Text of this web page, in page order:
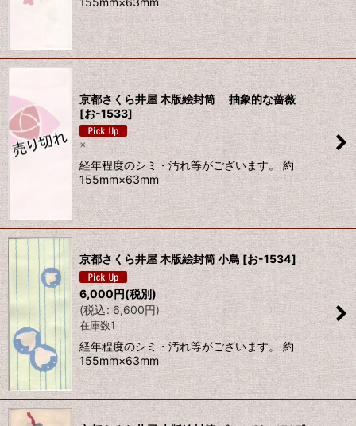
京都さくら井屋 木版絵封筒 抽象的な薔薇
[お-1533]
×
経年程度のシミ・汚れ等がございます。 約
155mm×63mm
京都さくら井屋 木版絵封筒 小鳥 [お-1534]
6,000円(税別)
(税込: 6,600円)
在庫数1
経年程度のシミ・汚れ等がございます。 約
155mm×63mm